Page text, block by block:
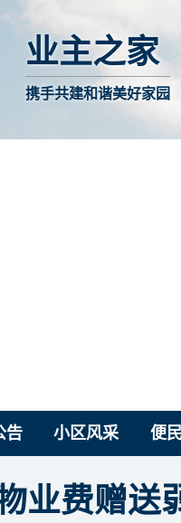
业主之家
携手共建和谐美好家园
告 小区风采 便
业费赠送